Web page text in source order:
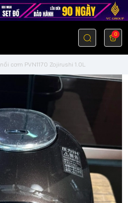
0
nồi cơm PVN1170 Zojirushi 1.0L